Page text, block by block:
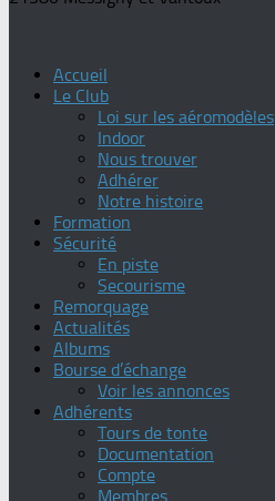
Accueil
Le Club
Loi sur les aéromodèles
Indoor
Nous trouver
Adhérer
Notre histoire
Formation
Sécurité
En piste
Secourisme
Remorquage
Actualités
Albums
Bourse d’échange
Voir les annonces
Adhérents
Tours de tonte
Documentation
Compte
Membres